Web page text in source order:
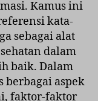
(KFA)
yang
Tepat
Kamus ini
kata-
sebagai alat
dalam
baik. Dalam
berbagai aspek
faktor-faktor